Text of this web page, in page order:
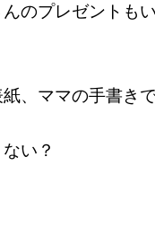
のプレゼントも
紙、ママの手書き
い？